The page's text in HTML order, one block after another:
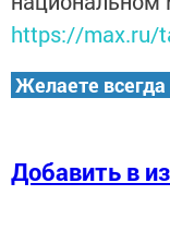
https://max.ru/
Желаете всегда
Добавить в